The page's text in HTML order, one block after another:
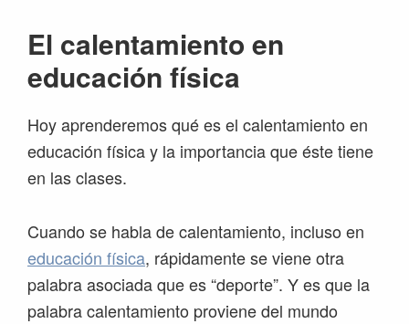
El calentamiento en
educación física
Hoy aprenderemos qué es el calentamiento en
educación física y la importancia que éste tiene
en las clases.
Cuando se habla de calentamiento, incluso en
educación física, rápidamente se viene otra
palabra asociada que es “deporte”. Y es que la
palabra calentamiento proviene del mundo